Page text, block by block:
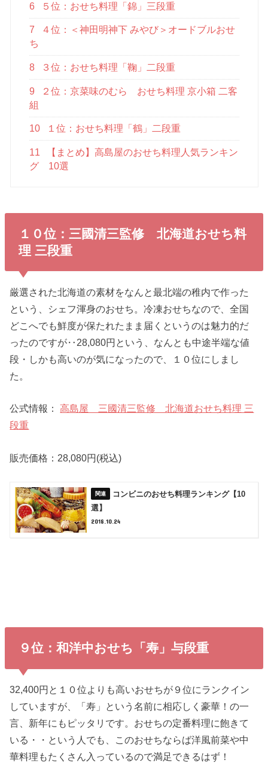
6 ５位：おせち料理「錦」三段重
7
４位：＜神田明神下 みやび＞オードブルおせ
ち
8 ３位：おせち料理「鞠」二段重
9
２位：京菜味のむら おせち料理 京小箱 二客
組
10 １位：おせち料理「鶴」二段重
11
【まとめ】高島屋のおせち料理人気ランキン
グ 10選
１０位：三國清三監修 北海道おせち料
理 三段重
厳選された北海道の素材をなんと最北端の稚内で作った
という、シェフ渾身のおせち。冷凍おせちなので、全国
どこへでも鮮度が保たれたまま届くというのは魅力的だ
ったのですが‥28,080円という、なんとも中途半端な値
段・しかも高いのが気になったので、１０位にしまし
た。
公式情報：高島屋 三國清三監修 北海道おせち料理 三
段重
販売価格：28,080円(税込)
コンビニのおせち料理ランキング【10
選】
2018.10.24
９位：和洋中おせち「寿」与段重
32,400円と１０位よりも高いおせちが９位にランクイン
していますが、「寿」という名前に相応しく豪華！の一
言、新年にもピッタリです。おせちの定番料理に飽きて
いる・・という人でも、このおせちならば洋風前菜や中
華料理もたくさん入っているので満足できるはず！